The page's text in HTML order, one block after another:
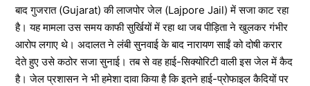
बाद गुजरात (Gujarat) की लाजपोर जेल (Lajpore Jail) में सजा काट रहा
है। यह मामला उस समय काफी सुर्खियों में रहा था जब पीड़िता ने खुलकर गंभीर
आरोप लगाए थे। अदालत ने लंबी सुनवाई के बाद नारायण साईं को दोषी करार
देते हुए उसे कठोर सजा सुनाई। तब से वह हाई-सिक्योरिटी वाली इस जेल में कैद
है। जेल प्रशासन ने भी हमेशा दावा किया है कि इतने हाई-प्रोफाइल कैदियों पर